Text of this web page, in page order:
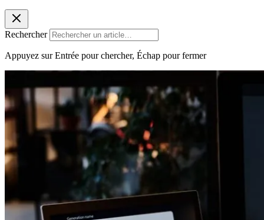
Rechercher
Appuyez sur Entrée pour chercher, Échap pour fermer